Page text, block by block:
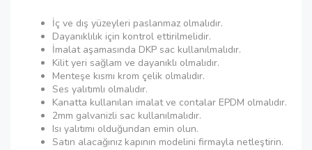
İç ve dış yüzeyleri paslanmaz olmalıdır.
Dayanıklılık için kontrol ettirilmelidir.
İmalat aşamasında DKP sac kullanılmalıdır.
Kilit yeri sağlam ve dayanıklı olmalıdır.
Menteşe kısmı krom çelik olmalıdır.
Ses yalıtımlı olmalıdır.
Kanatta kullanılan imalat ve contalar EPDM olmalıdır.
2mm galvanizli sac kullanılmalıdır.
Isı yalıtımı olduğundan emin olun.
Satın alacağınız kapının modelini firmayla netleştirin.